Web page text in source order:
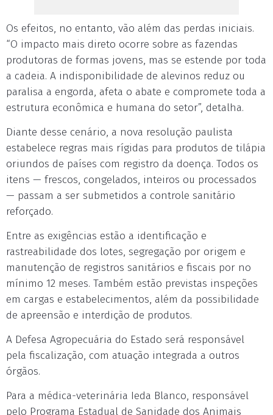
Os efeitos, no entanto, vão além das perdas iniciais.
“O impacto mais direto ocorre sobre as fazendas
produtoras de formas jovens, mas se estende por toda
a cadeia. A indisponibilidade de alevinos reduz ou
paralisa a engorda, afeta o abate e compromete toda a
estrutura econômica e humana do setor”, detalha.
Diante desse cenário, a nova resolução paulista
estabelece regras mais rígidas para produtos de tilápia
oriundos de países com registro da doença. Todos os
itens — frescos, congelados, inteiros ou processados
— passam a ser submetidos a controle sanitário
reforçado.
Entre as exigências estão a identificação e
rastreabilidade dos lotes, segregação por origem e
manutenção de registros sanitários e fiscais por no
mínimo 12 meses. Também estão previstas inspeções
em cargas e estabelecimentos, além da possibilidade
de apreensão e interdição de produtos.
A Defesa Agropecuária do Estado será responsável
pela fiscalização, com atuação integrada a outros
órgãos.
Para a médica-veterinária Ieda Blanco, responsável
pelo Programa Estadual de Sanidade dos Animais